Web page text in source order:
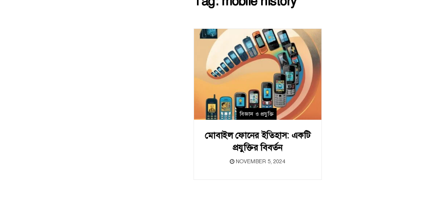
বিজ্ঞান ও প্রযুক্তি
মোবাইল ফোনের ইতিহাস: একটি
প্রযুক্তির বিবর্তন
NOVEMBER 5, 2024